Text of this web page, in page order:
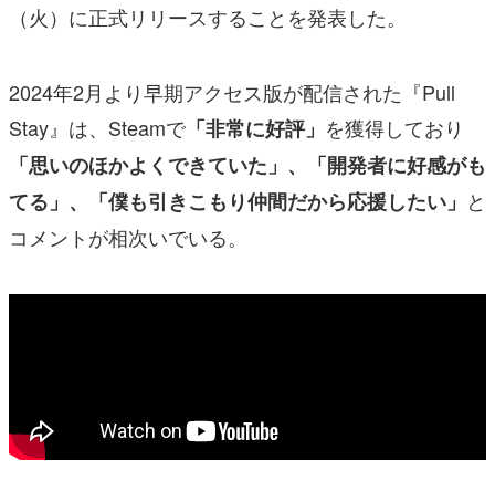
電ファミニコゲーマーとは？
（火）に正式リリースすることを発表した。
2024年2月より早期アクセス版が配信された『Pull
Stay』は、Steamで「非常に好評」 を獲得しており
「思いのほかよくできていた」、「開発者に好感がも
てる」、「僕も引きこもり仲間だから応援したい」 と
コメントが相次いでいる。